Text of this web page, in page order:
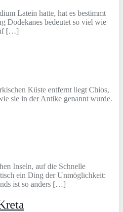
Latein hatte, hat es bestimmt
Dodekanes bedeutet so viel wie
[…]
Küste entfernt liegt Chios,
sie in der Antike genannt wurde.
Inseln, auf die Schnelle
ein Ding der Unmöglichkeit:
ist so anders […]